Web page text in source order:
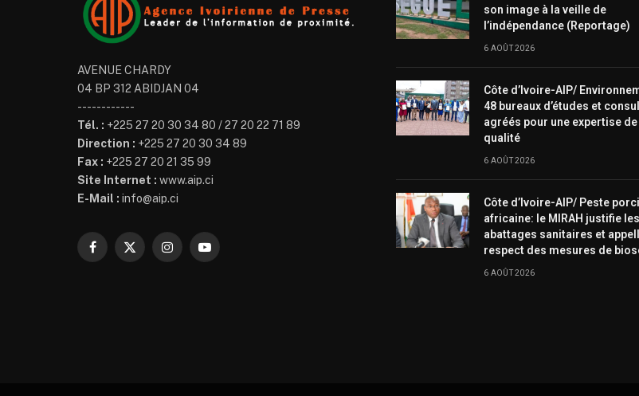
AVENUE CHARDY
04 BP 312 ABIDJAN 04
------------
Tél. : +225 27 20 30 34 80 / 27 20 22 71 89
Direction : +225 27 20 30 34 89
Fax : +225 27 20 21 35 99
Site Internet : www.aip.ci
E-Mail : info@aip.ci
Facebook
X
InstagramYouTube
son image à la veille de
l’indépendance (Reportage)
6 AOÛT 2026
Côte d’Ivoire-AIP/
48 bureaux d’études et
agréés pour une expertise de
qualité
6 AOÛT 2026
Côte d’Ivoire-AIP/ Peste
africaine: le MIRAH justifie les
abattages sanitaires et
respect des mesures de
6 AOÛT 2026